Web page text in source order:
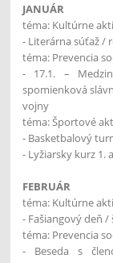
JANUÁR
téma: Kultúrne
- Literárna súťaž /
téma: Prevencia
- 17.1. –
spomienková
vojny
téma: Športové
- Basketbalový
- Lyžiarsky kurz 1.
FEBRUÁR
téma: Kultúrne
- Fašiangový deň /
téma: Prevencia
- Beseda s